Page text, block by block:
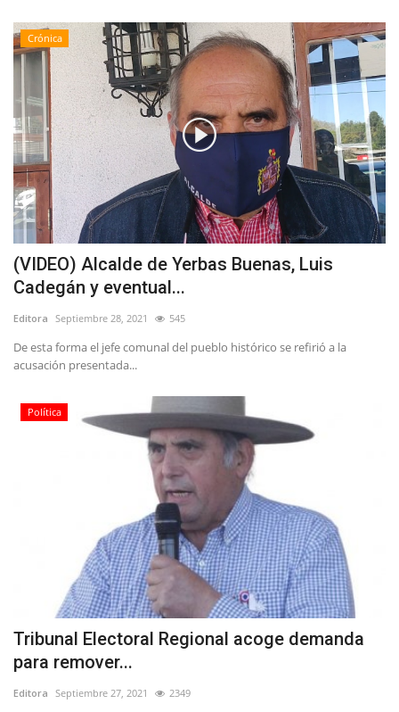
Crónica
(VIDEO) Alcalde de Yerbas Buenas, Luis
Cadegán y eventual...
Editora Septiembre 28, 2021 545
De esta forma el jefe comunal del pueblo histórico se refirió a la
acusación presentada...
Política
Tribunal Electoral Regional acoge demanda
para remover...
Editora Septiembre 27, 2021 2349